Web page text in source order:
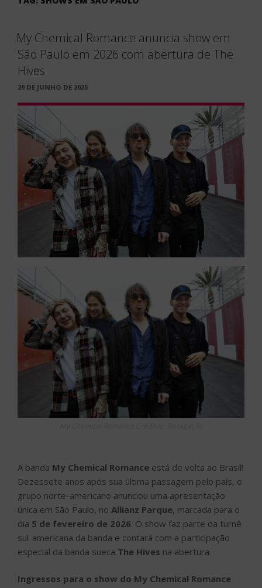
My Chemical Romance anuncia show em
São Paulo em 2026 com abertura de The
Hives
PUBLICADO
29 DE JUNHO DE 2025
A banda My Chemical Romance está de volta ao Brasil!
Dezessete anos após sua última passagem pelo país, o
grupo norte-americano anunciou uma apresentação
única em São Paulo, no Allianz Parque, marcada para o
dia 5 de fevereiro de 2026. O show faz parte da turnê
sul-americana da banda e contará com a participação
especial da banda sueca The Hives na abertura.
Ingressos para o show do My Chemical Romance